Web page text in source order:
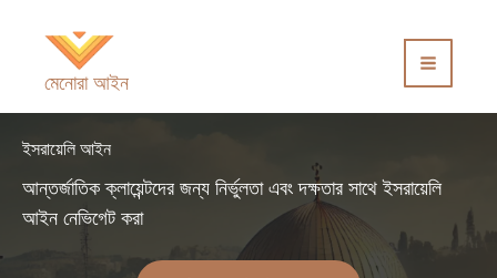
মেনোরা আইন
ইসরায়েলি আইন
আন্তর্জাতিক ক্লায়েন্টদের জন্য নির্ভুলতা এবং দক্ষতার সাথে ইসরায়েলি
আইন নেভিগেট করা